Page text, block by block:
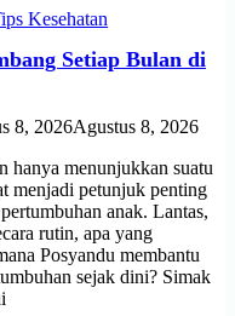
Kesehatan
Setiap Bulan di
8, 2026Agustus 8, 2026
hanya menunjukkan suatu
menjadi petunjuk penting
anak. Lantas,
rutin, apa yang
Posyandu membantu
sejak dini? Simak